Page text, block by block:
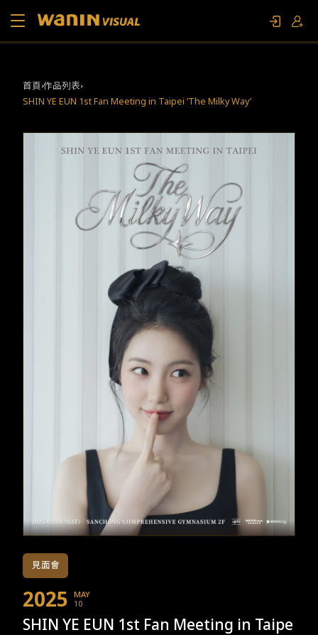
作品列表
首頁 作品列表
SHIN YE EUN 1st Fan Meeting in Taipei ’The Milky Way’
見面會
2025 MAY
10
SHIN YE EUN 1st Fan Meeting in Taipe